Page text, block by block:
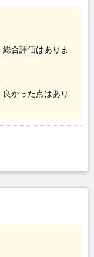
合評価はありま
かった点はあり